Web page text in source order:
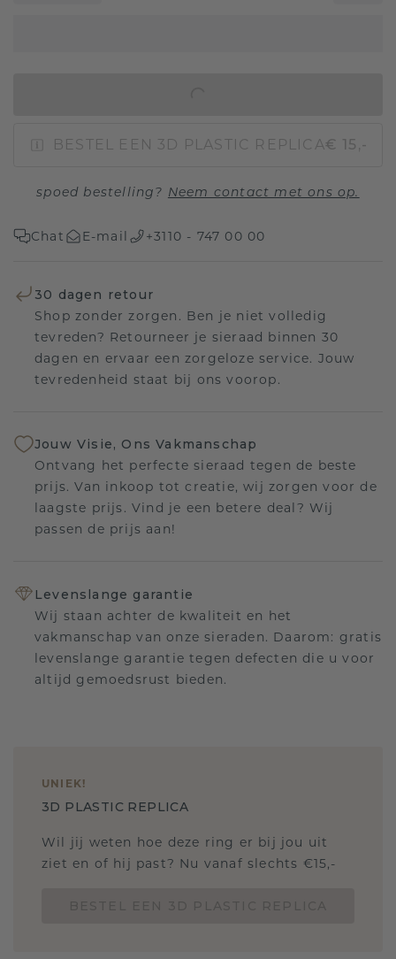
BESTEL EEN 3D PLASTIC REPLICA€ 15,-
spoed bestelling? Neem contact met ons op.
Chat E-mail +3110 - 747 00 00
30 dagen retour
Shop zonder zorgen. Ben je niet volledig
tevreden? Retourneer je sieraad binnen 30
dagen en ervaar een zorgeloze service. Jouw
tevredenheid staat bij ons voorop.
Jouw Visie, Ons Vakmanschap
Ontvang het perfecte sieraad tegen de beste
prijs. Van inkoop tot creatie, wij zorgen voor de
laagste prijs. Vind je een betere deal? Wij
passen de prijs aan!
Levenslange garantie
Wij staan achter de kwaliteit en het
vakmanschap van onze sieraden. Daarom: gratis
levenslange garantie tegen defecten die u voor
altijd gemoedsrust bieden.
UNIEK!
3D PLASTIC REPLICA
Wil jij weten hoe deze ring er bij jou uit
ziet en of hij past? Nu vanaf slechts €15,-